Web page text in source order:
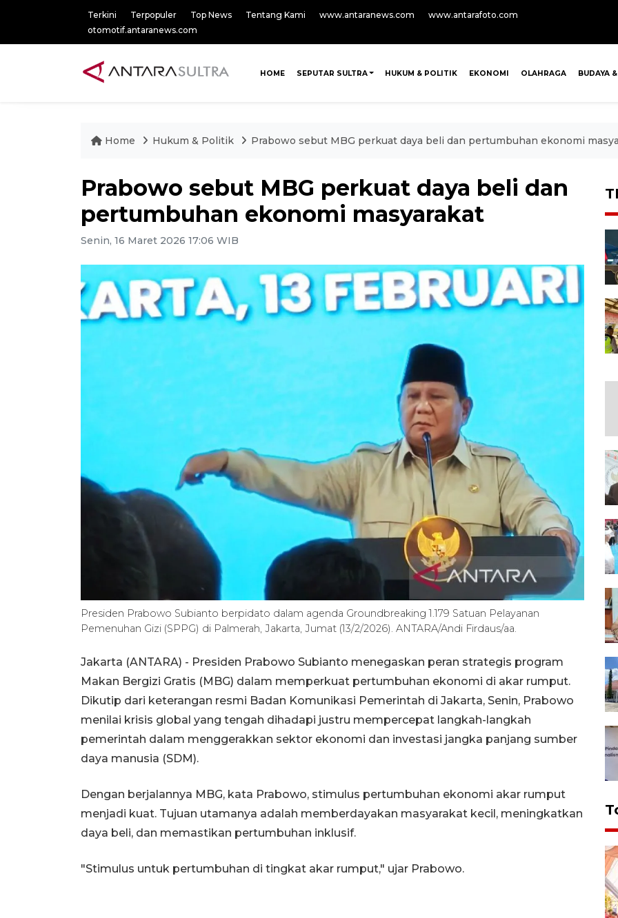
Terkini Terpopuler Top News Tentang Kami www.antaranews.com
www.antarafoto.com
otomotif.antaranews.com
HOME SEPUTAR SULTRA HUKUM & POLITIK EKONOMI OLAHRAGA BUDAYA
Home Hukum & Politik Prabowo sebut MBG perkuat daya beli dan pertumbuhan ekonomi
Prabowo sebut MBG perkuat daya beli dan
pertumbuhan ekonomi masyarakat
Senin, 16 Maret 2026 17:06 WIB
Presiden Prabowo Subianto berpidato dalam agenda Groundbreaking 1.179 Satuan Pelayanan
Pemenuhan Gizi (SPPG) di Palmerah, Jakarta, Jumat (13/2/2026). ANTARA/Andi Firdaus/aa.
Jakarta (ANTARA) - Presiden Prabowo Subianto menegaskan peran strategis program
Makan Bergizi Gratis (MBG) dalam memperkuat pertumbuhan ekonomi di akar rumput.
Dikutip dari keterangan resmi Badan Komunikasi Pemerintah di Jakarta, Senin, Prabowo
menilai krisis global yang tengah dihadapi justru mempercepat langkah-langkah
pemerintah dalam menggerakkan sektor ekonomi dan investasi jangka panjang sumber
daya manusia (SDM).
Dengan berjalannya MBG, kata Prabowo, stimulus pertumbuhan ekonomi akar rumput
menjadi kuat. Tujuan utamanya adalah memberdayakan masyarakat kecil, meningkatkan
daya beli, dan memastikan pertumbuhan inklusif.
"Stimulus untuk pertumbuhan di tingkat akar rumput," ujar Prabowo.